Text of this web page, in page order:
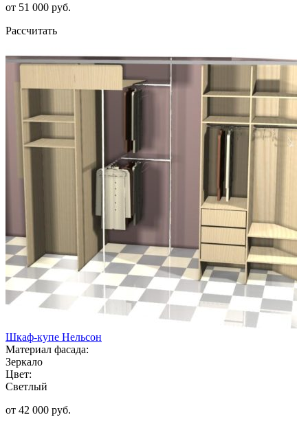
от 51 000 руб.
Рассчитать
Шкаф-купе Нельсон
Материал фасада:
Зеркало
Цвет:
Светлый
от 42 000 руб.